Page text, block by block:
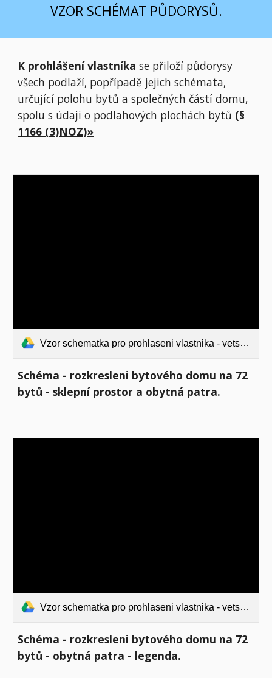
VZOR SCHÉMAT PŮDORYSŮ.
K prohlášení vlastníka se přiloží půdorysy
všech podlaží, popřípadě jejich schémata,
určující polohu bytů a společných částí domu,
spolu s údaji o podlahových plochách bytů (§
1166 (3)NOZ)»
Vzor schematka pro prohlaseni vlastnika - vetsi 1_5.pdf
Schéma - rozkresleni bytového domu na 72
bytů - sklepní prostor a obytná patra.
Vzor schematka pro prohlaseni vlastnika - vetsi 5_5.pdf
Schéma - rozkresleni bytového domu na 72
bytů - obytná patra - legenda.